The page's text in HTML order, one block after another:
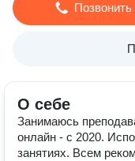
Позвонить
О себе
Занимаюсь
онлайн - с 2020.
занятиях. Всем